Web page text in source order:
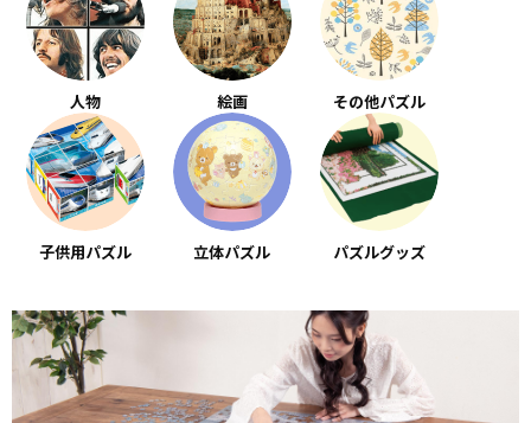
人物 絵画 その他パズル
子供用パズル 立体パズル パズルグッズ